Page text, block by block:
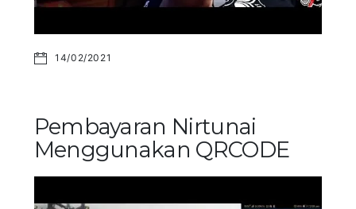
14/02/2021
Pembayaran Nirtunai
Menggunakan QRCODE